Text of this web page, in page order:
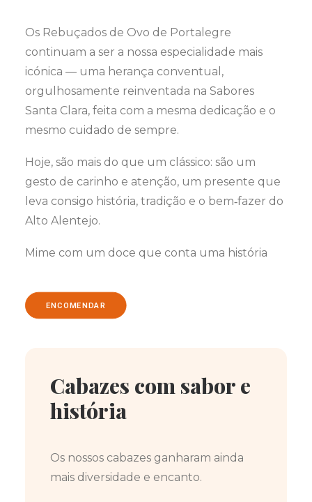
Os Rebuçados de Ovo de Portalegre
continuam a ser a nossa especialidade mais
icónica — uma herança conventual,
orgulhosamente reinventada na Sabores
Santa Clara, feita com a mesma dedicação e o
mesmo cuidado de sempre.
Hoje, são mais do que um clássico: são um
gesto de carinho e atenção, um presente que
leva consigo história, tradição e o bem‑fazer do
Alto Alentejo.
Mime com um doce que conta uma história
ENCOMENDAR
Cabazes com sabor e
história
Os nossos cabazes ganharam ainda
mais diversidade e encanto.